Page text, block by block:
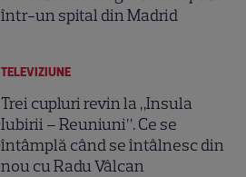
într-un spital din Madrid
TELEVIZIUNE
Trei cupluri revin la „Insula
Iubirii – Reuniuni”. Ce se
întâmplă când se întâlnesc din
nou cu Radu Vâlcan